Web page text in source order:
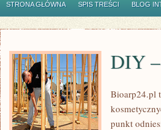
STRONA GŁÓWNA SPIS TREŚCI BLOG
DIY
Bioarp24.pl
punkt